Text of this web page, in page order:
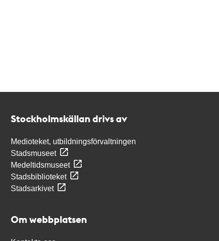
Stockholmskällan drivs av
Medioteket, utbildningsförvaltningen
Stadsmuseet
Medeltidsmuseet
Stadsbiblioteket
Stadsarkivet
Om webbplatsen